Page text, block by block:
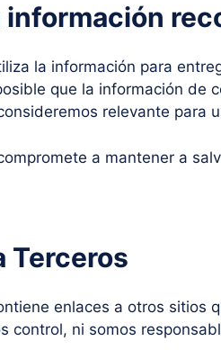
información
la información para
que la información de
relevante para
a mantener a
Terceros
enlaces a otros sitios
control, ni somos